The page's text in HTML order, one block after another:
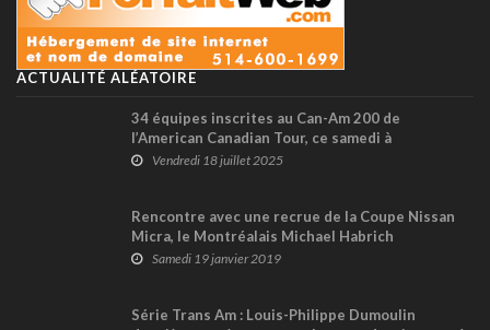
ACTUALITÉ ALÉATOIRE
34 équipes inscrites au Can-Am 200 de
l’American Canadian Tour, ce samedi à
Montmagny
Vendredi 18 juillet 2025
Rencontre avec une recrue de la Coupe Nissan
Micra, le Montréalais Michael Habrich
Samedi 19 janvier 2019
Série Trans Am : Louis-Philippe Dumoulin